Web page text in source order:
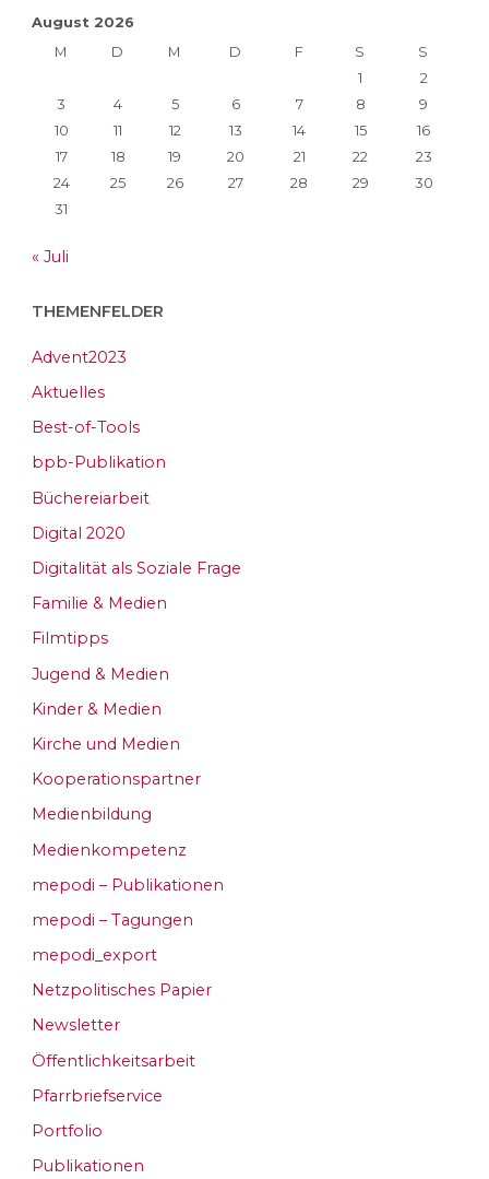
August 2026
M
D M D F S
S
1
2
3
4 5 6 7 8
9
10
11 12 13 14 15
16
17
18 19 20 21 22
23
24
25 26 27 28 29
30
31
« Juli
THEMENFELDER
Advent2023
Aktuelles
Best-of-Tools
bpb-Publikation
Büchereiarbeit
Digital 2020
Digitalität als Soziale Frage
Familie & Medien
Filmtipps
Jugend & Medien
Kinder & Medien
Kirche und Medien
Kooperationspartner
Medienbildung
Medienkompetenz
mepodi – Publikationen
mepodi – Tagungen
mepodi_export
Netzpolitisches Papier
Newsletter
Öffentlichkeitsarbeit
Pfarrbriefservice
Portfolio
Publikationen